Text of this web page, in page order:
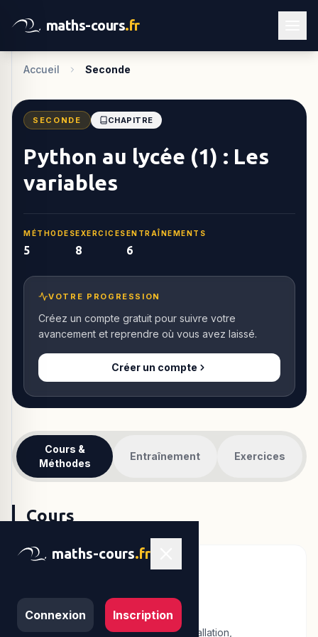
maths-cours.fr
maths-cours.fr
Connexion Inscription
Accueil Seconde
SECONDE CHAPITRE
Python au lycée (1) : Les
variables
MÉTHODES
5
EXERCICES
8
ENTRAÎNEMENTS
6
VOTRE PROGRESSION
Créez un compte gratuit pour suivre votre
avancement et reprendre où vous avez laissé.
Créer un compte
Cours &
Méthodes
Entraînement Exercices
Cours
variables
Débuter avec Python au lycée : installation,